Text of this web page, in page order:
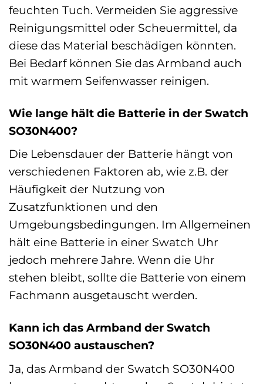
feuchten Tuch. Vermeiden Sie aggressive
Reinigungsmittel oder Scheuermittel, da
diese das Material beschädigen könnten.
Bei Bedarf können Sie das Armband auch
mit warmem Seifenwasser reinigen.
Wie lange hält die Batterie in der Swatch
SO30N400?
Die Lebensdauer der Batterie hängt von
verschiedenen Faktoren ab, wie z.B. der
Häufigkeit der Nutzung von
Zusatzfunktionen und den
Umgebungsbedingungen. Im Allgemeinen
hält eine Batterie in einer Swatch Uhr
jedoch mehrere Jahre. Wenn die Uhr
stehen bleibt, sollte die Batterie von einem
Fachmann ausgetauscht werden.
Kann ich das Armband der Swatch
SO30N400 austauschen?
Ja, das Armband der Swatch SO30N400